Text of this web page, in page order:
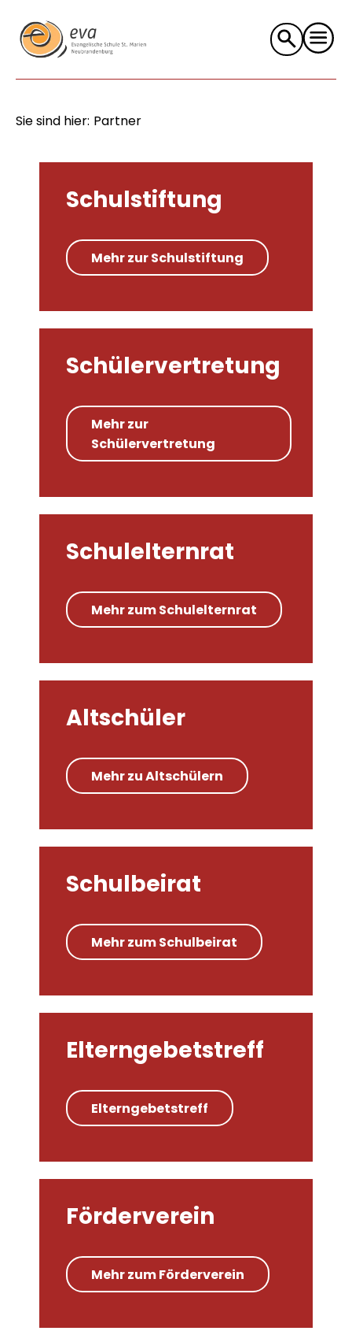
Suche
nach:
Sie sind hier: Partner
Schulstiftung
Mehr zur Schulstiftung
Schülervertretung
Mehr zur
Schülervertretung
Schulelternrat
Mehr zum Schulelternrat
Altschüler
Mehr zu Altschülern
Schulbeirat
Mehr zum Schulbeirat
Elterngebetstreff
Elterngebetstreff
Förderverein
Mehr zum Förderverein